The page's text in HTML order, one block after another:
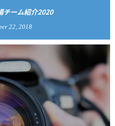
チーム紹介2020
22, 2018